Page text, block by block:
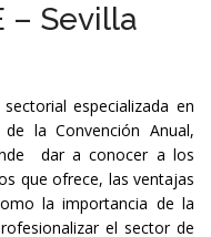
– Sevilla
sectorialespecializada en
la Convención Anual,
dar a conocer a los
que ofrece, las ventajas
la importancia de la
el sector de